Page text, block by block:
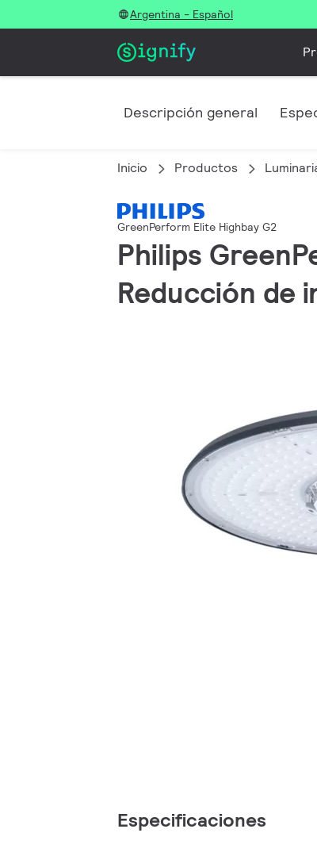
Argentina - Español
Descripción general
Inicio Productos
GreenPerform Elite Highbay G2
Philips
Reducción de
Especificaciones